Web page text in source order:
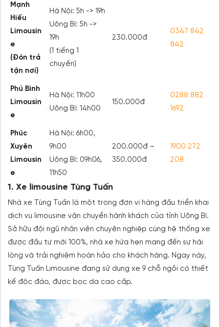
Mạnh
Hiếu
Limousin
e
(Đón trả
tận nơi)
Hà Nội: 5h -> 19h
Uông Bí: 5h ->
19h
(1 tiếng 1
chuyến)
230.000đ
0347 842
842
Phú Bình
Limousin
e
Hà Nội: 11h00
Uông Bí: 14h00
150.000đ
0288 882
1692
Phúc
Xuyên
Limousin
e
Hà Nội: 6h00,
9h00
Uông Bí: 09h06,
11h50
200.000đ –
350.000đ
1900 272
208
1. Xe limousine Tùng Tuấn
Nhà xe Tùng Tuấn là một trong đơn vị hàng đầu triển khai
dịch vụ limousine vận chuyển hành khách của tỉnh Uông Bí.
Sở hữu đội ngũ nhân viên chuyên nghiệp cùng hệ thống xe
được đầu tư mới 100%, nhà xe hứa hẹn mang đến sự hài
lòng và trải nghiệm hoàn hảo cho khách hàng. Ngay này,
Tùng Tuấn Limousine đang sử dụng xe 9 chỗ ngồi có thiết
kế độc đáo, được bọc da cao cấp.